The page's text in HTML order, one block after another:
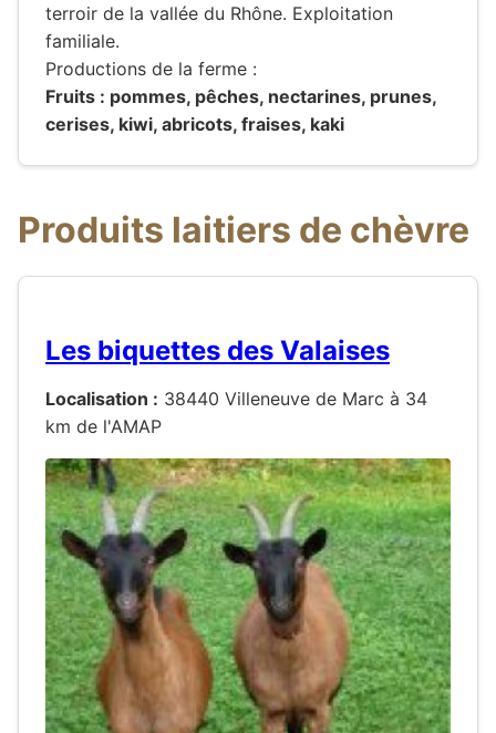
terroir de la vallée du Rhône. Exploitation
familiale.
Productions de la ferme :
Fruits : pommes, pêches, nectarines, prunes,
cerises, kiwi, abricots, fraises, kaki
Produits laitiers de chèvre
Les biquettes des Valaises
Localisation : 38440 Villeneuve de Marc à 34
km de l'AMAP